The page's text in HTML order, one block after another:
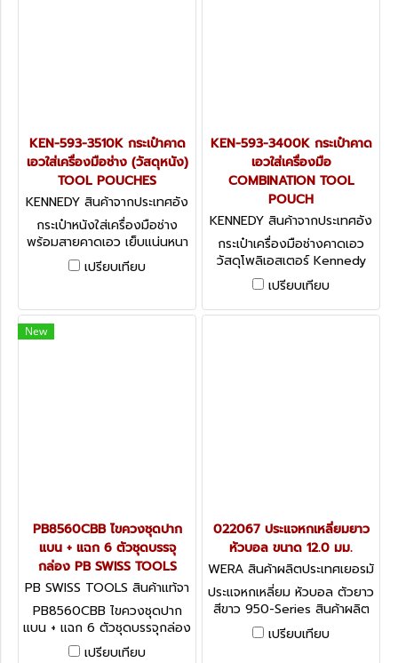
KEN-593-3510K กระเป๋าคาด
เอวใส่เครื่องมือช่าง (วัสดุหนัง)
TOOL POUCHES
KENNEDY สินค้าจากประเทศอัง
กฤษ KEN-593-3510K
กระเป๋าหนังใส่เครื่องมือช่าง
พร้อมสายคาดเอว เย็บแน่นหนา
สวยทนทาน Combination
Tool Pouches เฉพาะกระเป๋า **
รวมเครื่องมือช่างตัวอย่างใน
เปรียบเทียบ
KEN-593-3400K กระเป๋าคาด
เอวใส่เครื่องมือ
COMBINATION TOOL
POUCH
KENNEDY สินค้าจากประเทศอัง
กฤษ KEN-593-3400K
กระเป๋าเครื่องมือช่างคาดเอว
วัสดุโพลิเอสเตอร์ Kennedy
Combination Tool Pouch
เฉพาะกระเป๋า ** TOOLS NOT
INCLUDED ไม่รวมเครื่องมือช่าง
เปรียบเทียบ
New
PB8560CBB ไขควงชุดปาก
แบน + แฉก 6 ตัวชุดบรรจุ
กล่อง PB SWISS TOOLS
PB SWISS TOOLS สินค้าแท้จา
กสวิตเซอร์แลนด์ PB8560CBB
PB8560CBB ไขควงชุดปาก
แบน + แฉก 6 ตัวชุดบรรจุกล่อง
PB SWISS TOOLS
เปรียบเทียบ
022067 ประแจหกเหลี่ยมยาว
หัวบอล ขนาด 12.0 มม.
WERA สินค้าผลิตประเทศเยอรมั
น / สินค้าประเทศเยอรมัน 022
067
ประแจหกเหลี่ยม หัวบอล ตัวยาว
สีขาว 950-Series สินค้าผลิต
ประเทศเยอรมัน / สินค้าประเทศ
เยอรมัน
เปรียบเทียบ